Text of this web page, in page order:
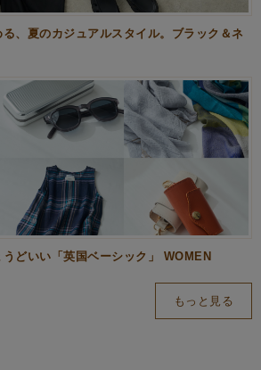
、夏のカジュアルスタイル。ブラック＆ネ
どいい「英国ベーシック」 WOMEN
もっと見る